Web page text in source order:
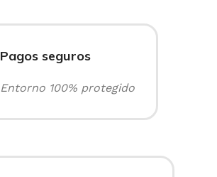
Pagos seguros
Entorno 100% protegido